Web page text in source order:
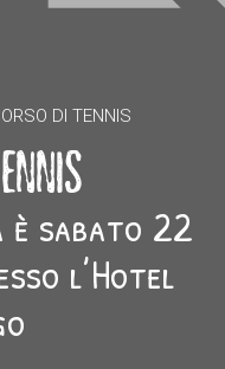
DI TENNIS
è sabato 22
l’Hotel